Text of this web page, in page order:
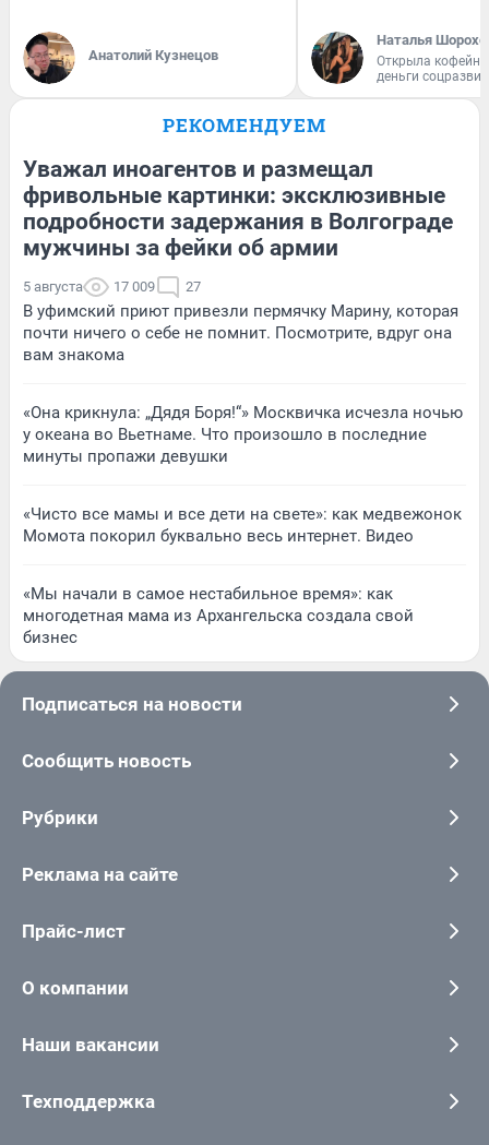
Анатолий Кузнецов
Наталья
Открыла
деньги
РЕКОМЕНДУЕМ
Уважал иноагентов и размещал
фривольные картинки: эксклюзивные
подробности задержания в Волгограде
мужчины за фейки об армии
5 августа 17 009 27
В уфимский приют привезли пермячку Марину, которая
почти ничего о себе не помнит. Посмотрите, вдруг она
вам знакома
«Она крикнула: „Дядя Боря!“» Москвичка исчезла ночью
у океана во Вьетнаме. Что произошло в последние
минуты пропажи девушки
«Чисто все мамы и все дети на свете»: как медвежонок
Момота покорил буквально весь интернет. Видео
«Мы начали в самое нестабильное время»: как
многодетная мама из Архангельска создала свой
бизнес
Подписаться на новости
Сообщить новость
Рубрики
Реклама на сайте
Прайс-лист
О компании
Наши вакансии
Техподдержка